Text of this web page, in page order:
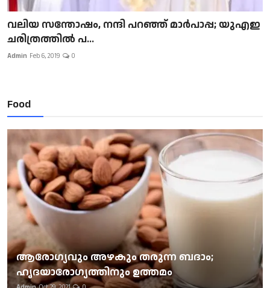
വലിയ സന്തോഷം, നന്ദി പറഞ്ഞ് മാർപാപ്പ; യുഎഇ
ചരിത്രത്തിൽ പ...
Admin Feb 6, 2019 0
Food
ആരോഗ്യവും അഴകും തരുന്ന ബദാം;
ഹൃദയാരോഗ്യത്തിനും ഉത്തമം